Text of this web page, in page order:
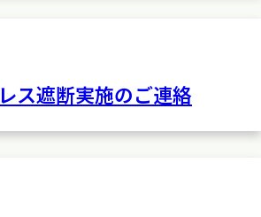
ス遮断実施のご連絡